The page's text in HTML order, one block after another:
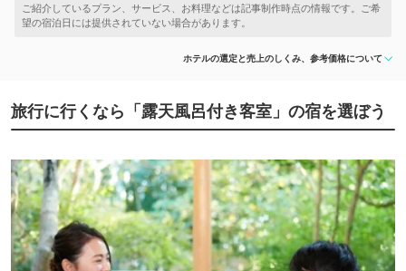
ホテルの選定と売上のしくみ、参考価格について
旅行に行くなら「露天風呂付き客室」の宿を選ぼう